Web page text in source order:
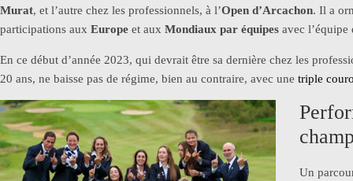
Murat, et l’autre chez les professionnels, à l’Open d’Arcachon. Il a
participations aux Europe et aux Mondiaux par équipes avec l’équipe
En ce début d’année 2023, qui devrait être sa dernière chez les
20 ans, ne baisse pas de régime, bien au contraire, avec une triple
Un